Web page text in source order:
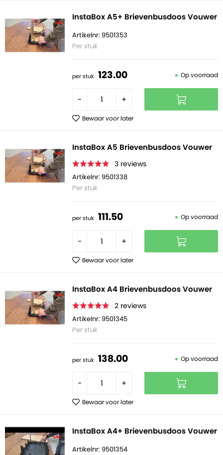
InstaBox A5+ Brievenbusdoos Vouwer
Artikelnr: 9501353
Per stuk
per stuk 123.00 Op voorraad
- +
Bewaar voor later
InstaBox A5 Brievenbusdoos Vouwer
3 reviews
Artikelnr: 9501338
Per stuk
per stuk 111.50 Op voorraad
- +
Bewaar voor later
InstaBox A4 Brievenbusdoos Vouwer
2 reviews
Artikelnr: 9501345
Per stuk
per stuk 138.00 Op voorraad
- +
Bewaar voor later
InstaBox A4+ Brievenbusdoos Vouwer
Artikelnr: 9501354